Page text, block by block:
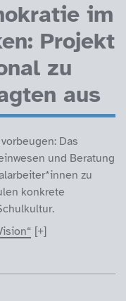
im
Projekt
zu
aus
Das
und Beratung
zu
konkrete